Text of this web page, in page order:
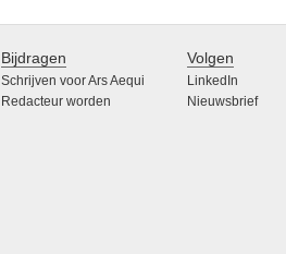
Bijdragen
Schrijven voor Ars Aequi
Redacteur worden
Volgen
LinkedIn
Nieuwsbrief